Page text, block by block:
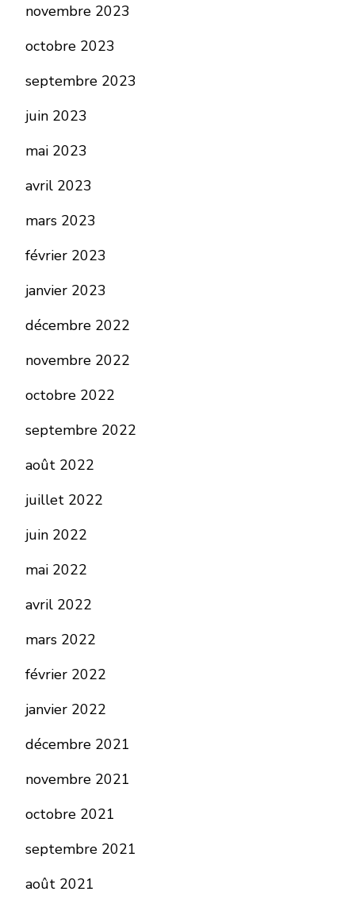
novembre 2023
octobre 2023
septembre 2023
juin 2023
mai 2023
avril 2023
mars 2023
février 2023
janvier 2023
décembre 2022
novembre 2022
octobre 2022
septembre 2022
août 2022
juillet 2022
juin 2022
mai 2022
avril 2022
mars 2022
février 2022
janvier 2022
décembre 2021
novembre 2021
octobre 2021
septembre 2021
août 2021